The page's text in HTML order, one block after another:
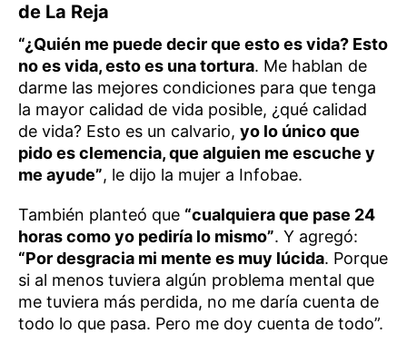
de La Reja
“¿Quién me puede decir que esto es vida? Esto
no es vida, esto es una tortura. Me hablan de
darme las mejores condiciones para que tenga
la mayor calidad de vida posible, ¿qué calidad
de vida? Esto es un calvario, yo lo único que
pido es clemencia, que alguien me escuche y
me ayude”, le dijo la mujer a Infobae.
También planteó que “cualquiera que pase 24
horas como yo pediría lo mismo”. Y agregó:
“Por desgracia mi mente es muy lúcida. Porque
si al menos tuviera algún problema mental que
me tuviera más perdida, no me daría cuenta de
todo lo que pasa. Pero me doy cuenta de todo”.